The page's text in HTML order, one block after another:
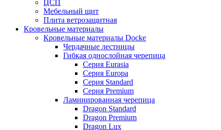
ЦСП
Мебельный щит
Плита ветрозащитная
Кровельные материалы
Кровельные материалы Docke
Чердачные лестницы
Гибкая однослойная черепица
Серия Eurasia
Серия Europa
Серия Standard
Серия Premium
Ламинированная черепица
Dragon Standard
Dragon Premium
Dragon Lux